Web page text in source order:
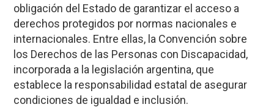
obligación del Estado de garantizar el acceso a
derechos protegidos por normas nacionales e
internacionales. Entre ellas, la Convención sobre
los Derechos de las Personas con Discapacidad,
incorporada a la legislación argentina, que
establece la responsabilidad estatal de asegurar
condiciones de igualdad e inclusión.